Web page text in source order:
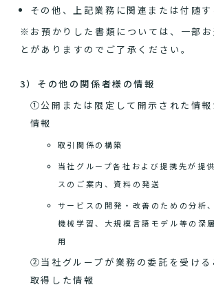
その他、上記業務に関連または付随す
※お預かりした書類については、一部お
とがありますのでご了承ください。
3）その他の関係者様の情報
①公開または限定して開示された情報
情報
取引関係の構築
当社グループ各社および提携先が提
スのご案内、資料の発送
サービスの開発・改善のための分析
機械学習、大規模言語モデル等の深
用
②当社グループが業務の委託を受ける
取得した情報